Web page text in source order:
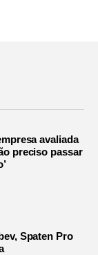
avaliada
preciso passar
Spaten Pro